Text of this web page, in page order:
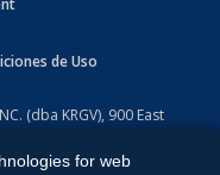
de Uso
(dba KRGV), 900 East
Softwarefor web